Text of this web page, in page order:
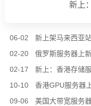
新上
06-02
新上架马来西亚
02-20
俄罗斯服务器上新
02-17
新上：香港存储服
10-10
香港GPU服务器
09-06
美国大带宽服务